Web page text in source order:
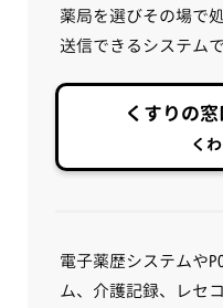
薬局を選びその場で
送信できるシステムで
くすりの
く
電子薬歴システムや
ム、介護記録、レセ